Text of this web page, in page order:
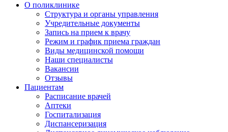
О поликлинике
Структура и органы управления
Учредительные документы
Запись на прием к врачу
Режим и график приема граждан
Виды медицинской помощи
Наши специалисты
Вакансии
Отзывы
Пациентам
Расписание врачей
Аптеки
Госпитализация
Диспансеризация